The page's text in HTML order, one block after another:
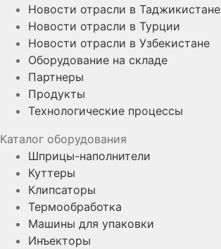
Новости отрасли в Таджикистане
Новости отрасли в Турции
Новости отрасли в Узбекистане
Оборудование на складе
Партнеры
Продукты
Технологические процессы
Каталог оборудования
Шприцы-наполнители
Куттеры
Клипсаторы
Термообработка
Машины для упаковки
Инъекторы